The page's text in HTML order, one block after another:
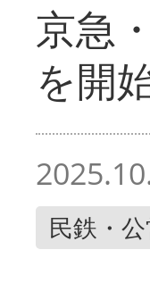
京急
を開
民鉄・